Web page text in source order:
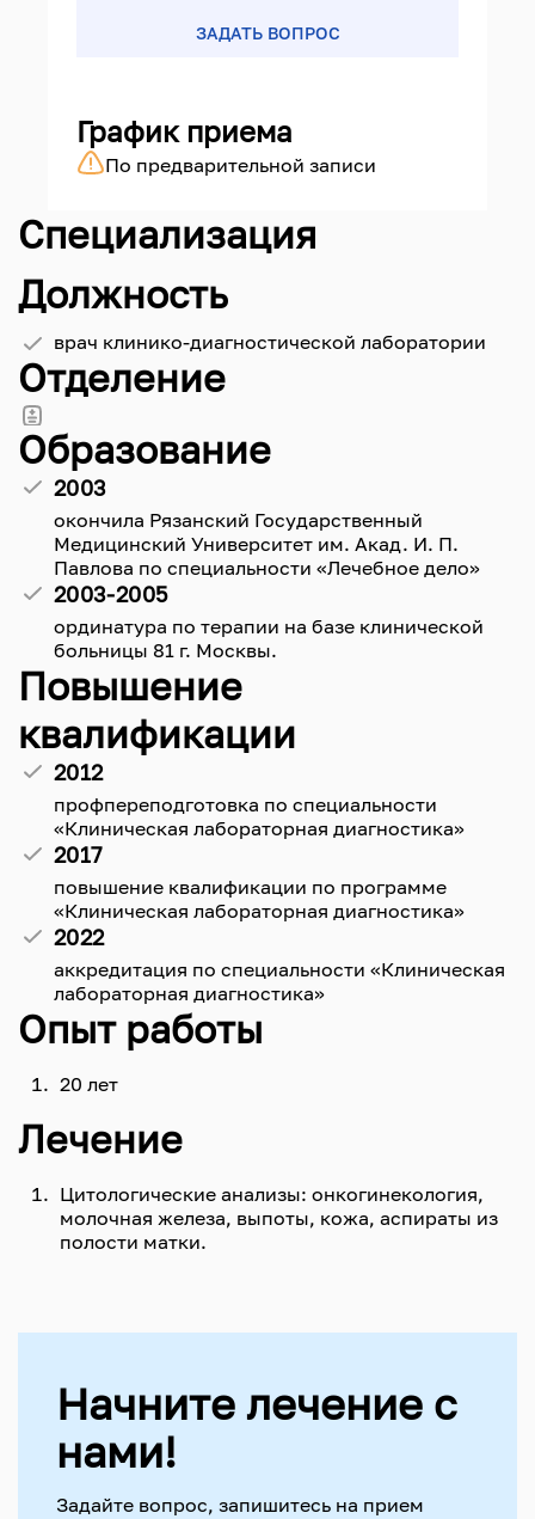
ЗАДАТЬ ВОПРОС
График приема
По предварительной записи
Специализация
Должность
врач клинико-диагностической лаборатории
Отделение
Образование
2003
окончила Рязанский Государственный
Медицинский Университет им. Акад. И. П.
Павлова по специальности «Лечебное дело»
2003-2005
ординатура по терапии на базе клинической
больницы 81 г. Москвы.
Повышение
квалификации
2012
профпереподготовка по специальности
«Клиническая лабораторная диагностика»
2017
повышение квалификации по программе
«Клиническая лабораторная диагностика»
2022
аккредитация по специальности «Клиническая
лабораторная диагностика»
Опыт работы
20 лет
Лечение
Цитологические анализы: онкогинекология,
молочная железа, выпоты, кожа, аспираты из
полости матки.
Начните лечение с
нами!
Задайте вопрос, запишитесь на прием